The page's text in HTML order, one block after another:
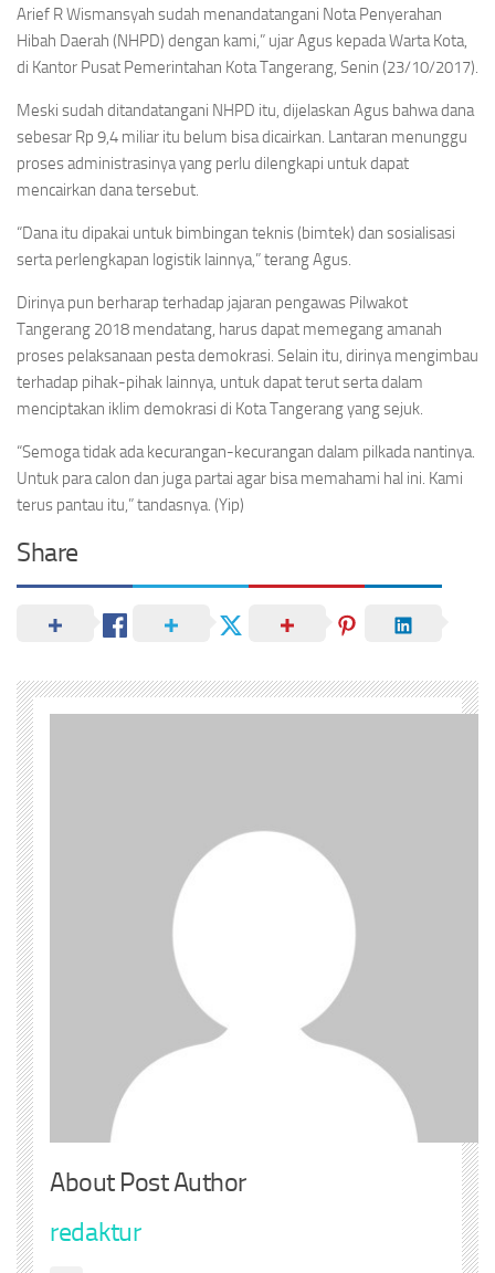
Arief R Wismansyah sudah menandatangani Nota Penyerahan
Hibah Daerah (NHPD) dengan kami,” ujar Agus kepada Warta Kota,
di Kantor Pusat Pemerintahan Kota Tangerang, Senin (23/10/2017).
Meski sudah ditandatangani NHPD itu, dijelaskan Agus bahwa dana
sebesar Rp 9,4 miliar itu belum bisa dicairkan. Lantaran menunggu
proses administrasinya yang perlu dilengkapi untuk dapat
mencairkan dana tersebut.
“Dana itu dipakai untuk bimbingan teknis (bimtek) dan sosialisasi
serta perlengkapan logistik lainnya,” terang Agus.
Dirinya pun berharap terhadap jajaran pengawas Pilwakot
Tangerang 2018 mendatang, harus dapat memegang amanah
proses pelaksanaan pesta demokrasi. Selain itu, dirinya mengimbau
terhadap pihak-pihak lainnya, untuk dapat terut serta dalam
menciptakan iklim demokrasi di Kota Tangerang yang sejuk.
“Semoga tidak ada kecurangan-kecurangan dalam pilkada nantinya.
Untuk para calon dan juga partai agar bisa memahami hal ini. Kami
terus pantau itu,” tandasnya. (Yip)
Share
About Post Author
redaktur